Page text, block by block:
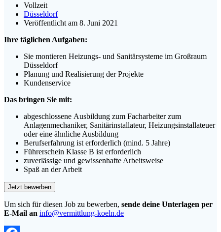
Vollzeit
Düsseldorf
Veröffentlicht am 8. Juni 2021
Ihre täglichen Aufgaben:
Sie montieren Heizungs- und Sanitärsysteme im Großraum
Düsseldorf
Planung und Realisierung der Projekte
Kundenservice
Das bringen Sie mit:
abgeschlossene Ausbildung zum Facharbeiter zum
Anlagenmechaniker, Sanitärinstallateur, Heizungsinstallateuer
oder eine ähnliche Ausbildung
Berufserfahrung ist erforderlich (mind. 5 Jahre)
Führerschein Klasse B ist erforderlich
zuverlässige und gewissenhafte Arbeitsweise
Spaß an der Arbeit
Um sich für diesen Job zu bewerben, sende deine Unterlagen per
E-Mail an info@vermittlung-koeln.de